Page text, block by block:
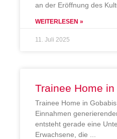
an der Eröffnung des
WEITERLESEN »
11. Juli 2025
Trainee Home
Trainee Home in
Einnahmen
entsteht gerade eine
Erwachsene, die